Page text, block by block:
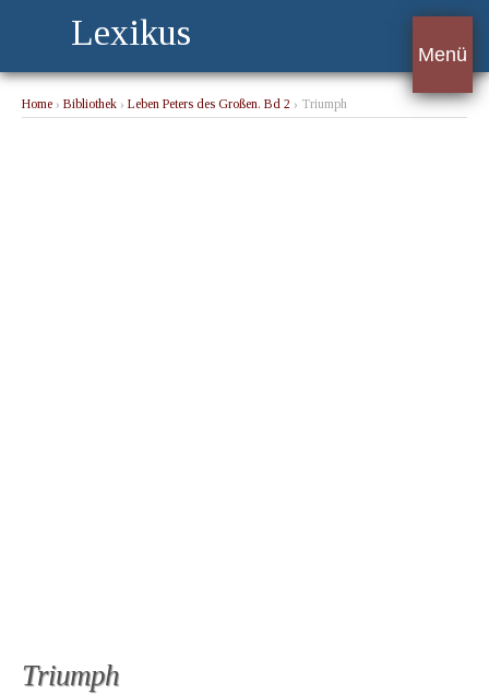
Lexikus
Menü
Home › Bibliothek › Leben Peters des Großen. Bd 2 › Triumph
Triumph